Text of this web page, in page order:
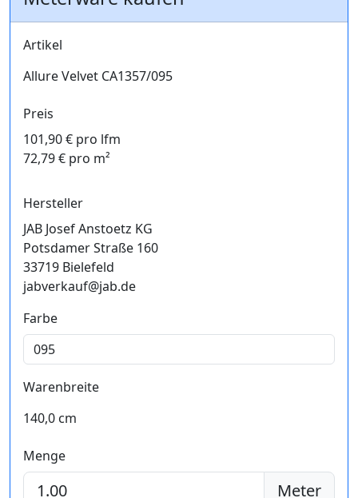
Artikel
Allure Velvet CA1357/095
Preis
101,90 € pro lfm
72,79 € pro m²
Hersteller
JAB Josef Anstoetz KG
Potsdamer Straße 160
33719 Bielefeld
jabverkauf@jab.de
Farbe
Warenbreite
140,0 cm
Menge
Meter